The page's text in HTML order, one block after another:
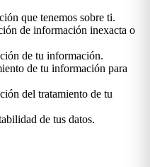
que tenemos sobre ti.
de información inexacta o
de tu información.
de tu información para
del tratamiento de tu
de tus datos.